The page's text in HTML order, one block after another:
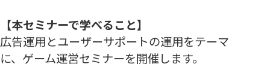
【本セミナーで学べること】
広告運用とユーザーサポートの運用をテーマ
に、ゲーム運営セミナーを開催します。